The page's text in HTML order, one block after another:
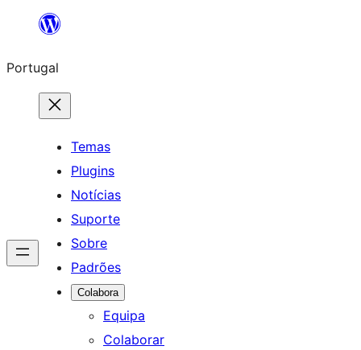
Saltar
o
conteúdo
Portugal
Temas
Plugins
Notícias
Suporte
Sobre
Padrões
Colabora
Equipa
Colaborar